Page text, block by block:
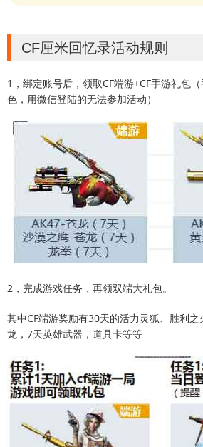
CF厘米回忆录活动规则
1，绑定账号后，领取CF端游+CF手游礼包
色，用微信登陆的无法参加活动）
2，完成游戏任务，再领双端大礼包。
其中CF端游奖励有30天的活力灵狐、胜利
龙，7天英雄武器，道具卡等等